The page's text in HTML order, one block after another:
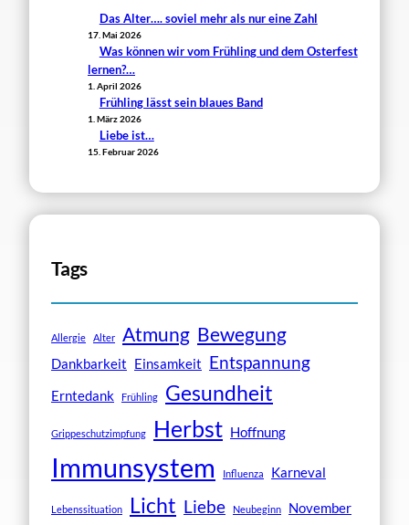
Das Alter…. soviel mehr als nur eine Zahl
17. Mai 2026
Was können wir vom Frühling und dem Osterfest
lernen?…
1. April 2026
Frühling lässt sein blaues Band
1. März 2026
Liebe ist…
15. Februar 2026
Tags
Allergie Alter Atmung Bewegung
Dankbarkeit Einsamkeit Entspannung
Erntedank Frühling Gesundheit
Grippeschutzimpfung Herbst Hoffnung
Immunsystem Influenza Karneval
Lebenssituation Licht Liebe Neubeginn November